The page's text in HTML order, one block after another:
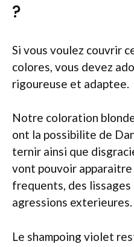
?
Si vous voulez couvrir
colores, vous devez
rigoureuse et adaptee.
Notre coloration
ont la possibilite de
ternir ainsi que
vont pouvoir apparaitre
frequents, des
agressions exterieures.
Le shampoing violet